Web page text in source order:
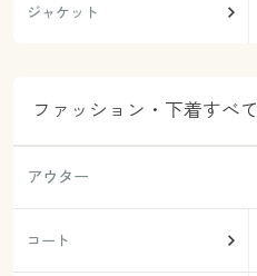
ジャケット
ファッション・下着すべて
アウター
コート